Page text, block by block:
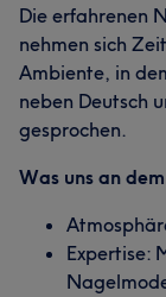
Die erfahrenen
nehmen sich
Ambiente, in
neben Deutsch
gesprochen.
Was uns an
Expertise: